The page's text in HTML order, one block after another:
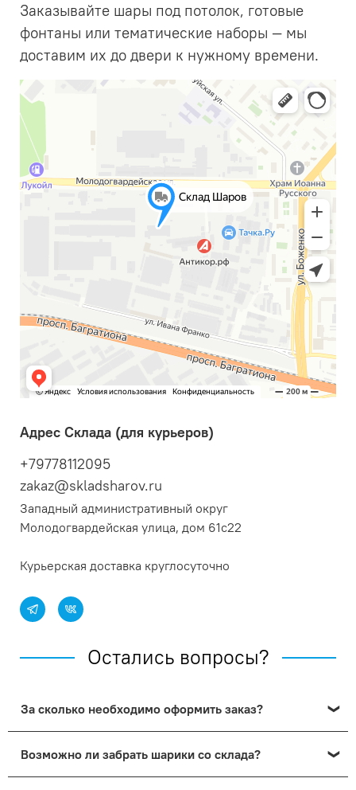
Заказывайте шары под потолок, готовые
фонтаны или тематические наборы — мы
доставим их до двери к нужному времени.
Адрес Склада (для курьеров)
+79778112095
zakaz@skladsharov.ru
Западный административный округ
Молодогвардейская улица, дом 61с22
Курьерская доставка круглосуточно
Остались вопросы?
За сколько необходимо оформить заказ?
доставить шарики. Заказы оформленные после 18:00
переносятся на следующий день.Подробнее
Возможно ли забрать шарики со склада?